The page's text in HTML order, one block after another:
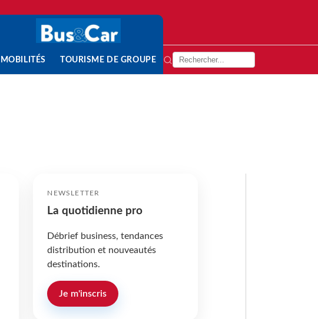
MOBILITÉS TOURISME DE GROUPE
NEWSLETTER
La quotidienne pro
Débrief business, tendances
distribution et nouveautés
destinations.
Je m'inscris